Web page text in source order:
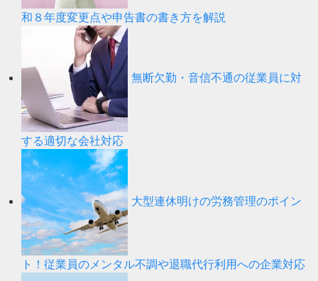
和８年度変更点や申告書の書き方を解説
無断欠勤・音信不通の従業員に対
する適切な会社対応
大型連休明けの労務管理のポイン
ト！従業員のメンタル不調や退職代行利用への企業対応